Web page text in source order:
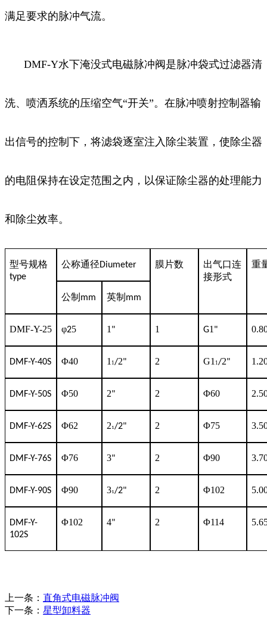
满足要求的脉冲气流。
DMF-Y水下淹没式电磁脉冲阀是脉冲袋式过滤器清
洗、喷洒系统的压缩空气“开关”。在脉冲喷射控制器输
出信号的控制下，将滤袋逐室注入除尘装置，使除尘器
的电阻保持在设定范围之内，以保证除尘器的处理能力
和除尘效率。
型号规格
type
公称通径Diumeter 膜片数
出气口连
接形式
重
公制 mm 英制 mm
DMF-Y-25 φ25 1 " 1 G1 "
DMF-Y-40S Φ40 1 1/2" 2 G1 1/2"
DMF-Y-50S Φ50 2" 2 Φ60
DMF-Y-62S Φ62 2 1/2" 2 Φ75
DMF-Y-76S Φ76 3" 2 Φ90
DMF-Y-90S Φ90 31/2" 2 Φ102
DMF-Y-
102S
Φ102 4" 2 Φ114
上一条： 直角式电磁脉冲阀
下一条： 星型卸料器